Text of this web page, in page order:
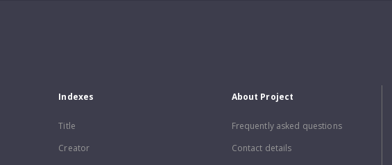
Indexes
Title
Creator
About Project
Frequently asked questions
Contact details